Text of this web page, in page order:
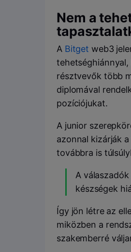
Nem a
A Bitget web3
tehetséghiánnyal,
résztvevők több
diplomával
pozíciójukat.
A junior
azonnal kizárják
továbbra is
A
készségek
Így jön létre az
miközben a
szakemberré